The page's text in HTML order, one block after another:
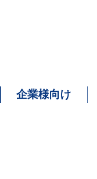
企業様向け